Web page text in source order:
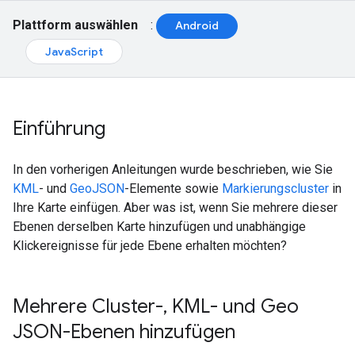
Plattform auswählen :
Android
JavaScript
Einführung
In den vorherigen Anleitungen wurde beschrieben, wie Sie
KML- und GeoJSON-Elemente sowie Markierungscluster in
Ihre Karte einfügen. Aber was ist, wenn Sie mehrere dieser
Ebenen derselben Karte hinzufügen und unabhängige
Klickereignisse für jede Ebene erhalten möchten?
Mehrere Cluster-, KML- und Geo
JSON-Ebenen hinzufügen